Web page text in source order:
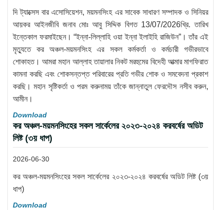
দি ট্যাক্সেস বার এসোসিয়েশন, ময়মনসিংহ এর সাবেক সাধারণ সম্পাদক ও সিনিয়র
আয়কর আইনজীবি জনাব মোঃ আবু সিদ্দিক বিগত 13/07/2026খ্রি. তারিখ
ইন্তেকাল ফরমাইছেন। “ইন্না-লিল্লাহি ওয়া ইন্না ইলাইহি রাজিউন”। তাঁর এই
মৃত্যুতে কর অঞ্চল-ময়মনসিংহ এর সকল কর্মকর্তা ও কর্মচারী গভীরভাবে
শোকাহত। আমরা মহান আল্লাহ তায়ালার নিকট মরহুমের বিদেহী আত্মার মাগফিরাত
কামনা করছি এবং শোকসন্তপ্ত পরিবারের প্রতি গভীর শোক ও সমবেদনা প্রকাশ
করছি। মহান সৃষ্টিকর্তা ও পরম করুনাময় তাঁকে জান্নাতুল ফেরদৌস নসীব করুন,
আমীন।
Download
কর অঞ্চল-ময়মনসিংহের সকল সার্কেলের ২০২৩-২০২৪ করবর্ষের অডিট
লিষ্ট (৩য় ধাপ)
2026-06-30
কর অঞ্চল-ময়মনসিংহের সকল সার্কেলের ২০২৩-২০২৪ করবর্ষের অডিট লিষ্ট (৩য়
ধাপ)
Download